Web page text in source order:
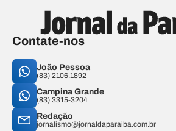
Contate-nos
João Pessoa
(83) 2106.1892
Campina Grande
(83) 3315-3204
Redação
jornalismo@jornaldaparaiba.com.br